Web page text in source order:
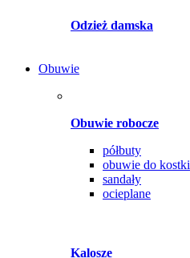
Odzież damska
Obuwie
Obuwie robocze
półbuty
obuwie do kostki
sandały
ocieplane
Kalosze